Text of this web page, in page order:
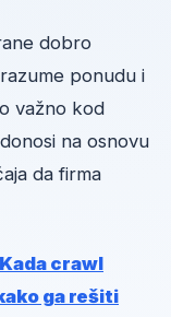
dobro
ponudu i
važno kod
na osnovu
da firma
Kada crawl
ga rešiti